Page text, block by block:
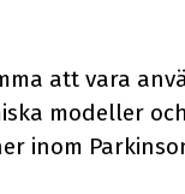
att vara
modeller
inom